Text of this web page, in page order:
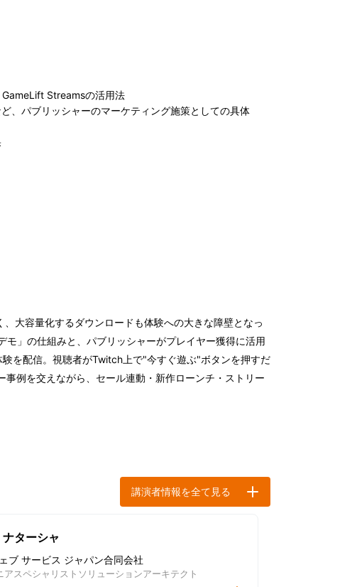
Streamsの活用法
、パブリッシャーのマーケティング施策としての具体
大容量化するダウンロードも体験への大きな障壁となっ
」の仕組みと、パブリッシャーがプレイヤー獲得に活用
を配信。視聴者がTwitch上で"今すぐ遊ぶ"ボタンを押すだ
例を交えながら、セール連動・新作ローンチ・ストリー
講演者情報を全て見る
ターシャ
ブ サービス ジャパン合同会社
スペシャリストソリューションアーキテクト